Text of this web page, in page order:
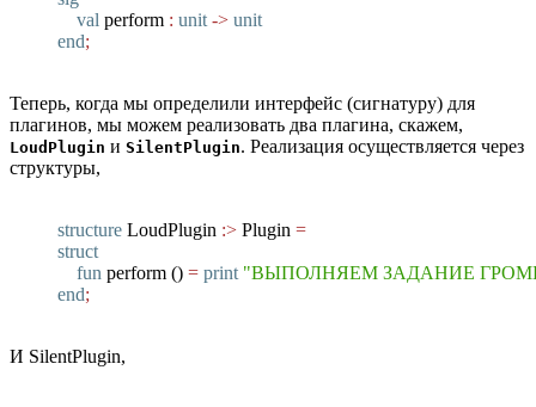
val perform : unit -> unit
end;
Теперь, когда мы определили интерфейс (сигнатуру) для
плагинов, мы можем реализовать два плагина, скажем,
LoudPlugin и SilentPlugin. Реализация осуществляется через
структуры,
structure LoudPlugin :> Plugin =
struct
fun perform () = print "ВЫПОЛНЯЕМ ЗАДАНИЕ
end;
И SilentPlugin,